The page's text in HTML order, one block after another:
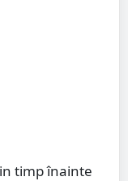
timp înainte